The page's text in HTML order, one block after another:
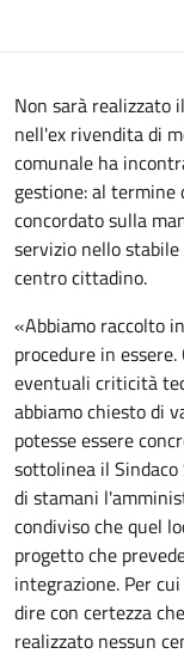
Non sarà realizzato
nell'ex rivendita di
comunale ha
gestione: al
concordato sulla
servizio nello
centro cittadino.
«Abbiamo raccolto
procedure in
eventuali criticità
abbiamo chiesto di
potesse essere
sottolinea il
di stamani
condiviso che quel
progetto che
integrazione. Per
dire con certezza
realizzato nessun